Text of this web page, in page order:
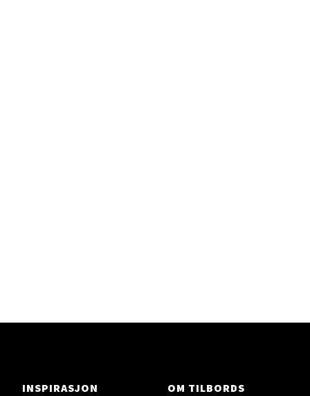
INSPIRASJON
OM TILBORDS